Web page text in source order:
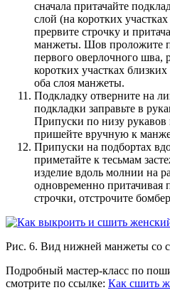
сначала притачайте
слой (на коротких
прервите строчку и
манжеты. Шов проложите
первого оверлочного шва,
коротких участках
оба слоя манжеты.
Подкладку отверните на
подкладки заправьте в
Припуски по низу рукавов
пришейте вручную к
Припуски на подбортах
приметайте к тесьмам
изделие вдоль молнии на
одновременно притачивая
строчки, отстрочите
Рис. 6. Вид нижней манжеты со
Подробный мастер-класс по
смотрите по ссылке: Как сшить